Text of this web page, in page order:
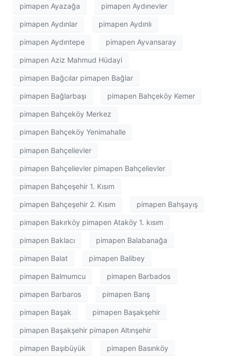
pimapen Ayazağa pimapen Aydınevler
pimapen Aydınlar pimapen Aydınlı
pimapen Aydıntepe pimapen Ayvansaray
pimapen Aziz Mahmud Hüdayi
pimapen Bağcılar pimapen Bağlar
pimapen Bağlarbaşı pimapen Bahçeköy Kemer
pimapen Bahçeköy Merkez
pimapen Bahçeköy Yenimahalle
pimapen Bahçelievler
pimapen Bahçelievler pimapen Bahçelievler
pimapen Bahçeşehir 1. Kısım
pimapen Bahçeşehir 2. Kısım pimapen Bahşayış
pimapen Bakırköy pimapen Ataköy 1. kısım
pimapen Baklacı pimapen Balabanağa
pimapen Balat pimapen Balibey
pimapen Balmumcu pimapen Barbados
pimapen Barbaros pimapen Barış
pimapen Başak pimapen Başakşehir
pimapen Başakşehir pimapen Altınşehir
pimapen Başıbüyük pimapen Basınköy